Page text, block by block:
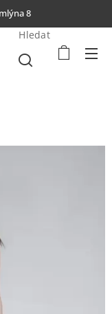
8
Hledat